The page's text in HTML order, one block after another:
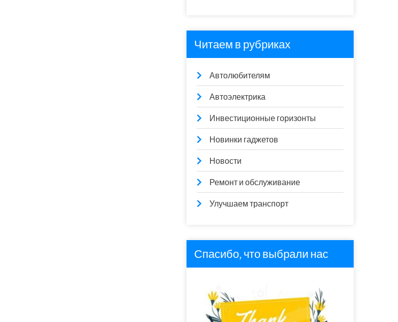
Читаем в рубриках
Автолюбителям
Автоэлектрика
Инвестиционные горизонты
Новинки гаджетов
Новости
Ремонт и обслуживание
Улучшаем транспорт
Спасибо, что выбрали нас